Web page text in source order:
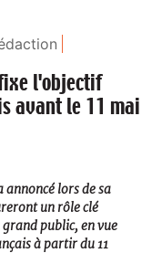
l'objectif
avant le 11 mai
annoncé lors de sa
un rôle clé
public, en vue
à partir du 11